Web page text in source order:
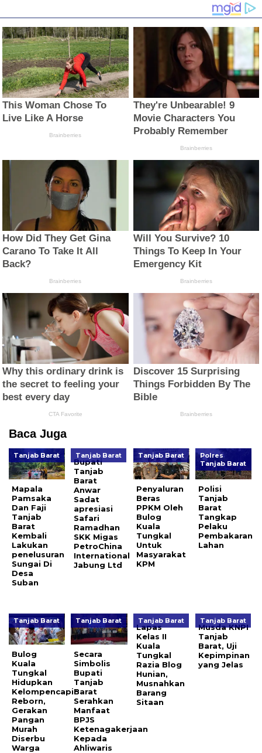
Baca Juga
Tanjab Barat
Mapala
Pamsaka
Dan Faji
Tanjab
Barat
Kembali
Lakukan
penelusuran
Sungai Di
Desa
Suban
Tanjab Barat
Bupati
Tanjab
Barat
Anwar
Sadat
apresiasi
Safari
Ramadhan
SKK Migas
PetroChina
International
Jabung Ltd
Tanjab Barat
Penyaluran
Beras
PPKM Oleh
Bulog
Kuala
Tungkal
Untuk
Masyarakat
KPM
Polres
Tanjab Barat
Polisi
Tanjab
Barat
Tangkap
Pelaku
Pembakaran
Lahan
Tanjab Barat
Bulog
Kuala
Tungkal
Hidupkan
Kelompencapir
Reborn,
Gerakan
Pangan
Murah
Diserbu
Warga
Tanjab Barat
Secara
Simbolis
Bupati
Tanjab
Barat
Serahkan
Manfaat
BPJS
Ketenagakerjaan
Kepada
Ahliwaris
Tanjab Barat
Lapas
Kelas II
Kuala
Tungkal
Razia Blog
Hunian,
Musnahkan
Barang
Sitaan
Tanjab Barat
Musda KNPI
Tanjab
Barat, Uji
Kepimpinan
yang Jelas